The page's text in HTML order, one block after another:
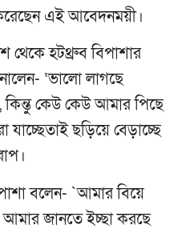
এই আবেদনময়ী।
থেকে হটথ্রুব বিপাশার
‘ভালো লাগছে
কেউ কেউ আমার পিছে
ছড়িয়ে বেড়াচ্ছে
বলেন- `আমার বিয়ে
আমার জানতে ইচ্ছা করছে